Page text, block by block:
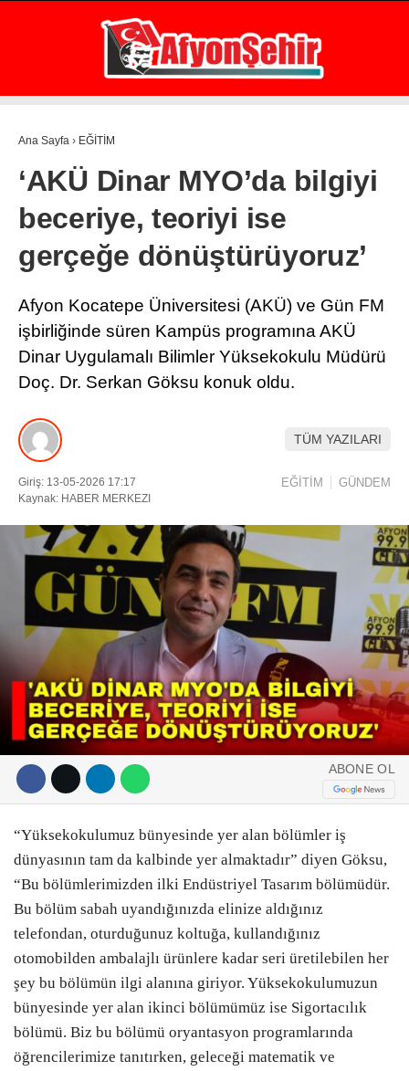
Instagram
Youtube
32.4 °
AFYON
GÜNDEM
EKONOMİ
ASAYİŞ
POLİTİKA
SPOR
SAĞLIK
DIĞER
ÇEVRE
E-GAZETE
CANLI YAYIN
Ana Sayfa › EĞİTİM
‘AKÜ Dinar MYO’da bilgiyi
beceriye, teoriyi ise
gerçeğe dönüştürüyoruz’
Afyon Kocatepe Üniversitesi (AKÜ) ve Gün FM
işbirliğinde süren Kampüs programına AKÜ
Dinar Uygulamalı Bilimler Yüksekokulu Müdürü
Doç. Dr. Serkan Göksu konuk oldu.
TÜM YAZILARI
Giriş: 13-05-2026 17:17
Kaynak: HABER MERKEZI
EĞİTİM GÜNDEM
ABONE OL
“Yüksekokulumuz bünyesinde yer alan bölümler iş
dünyasının tam da kalbinde yer almaktadır” diyen Göksu,
“Bu bölümlerimizden ilki Endüstriyel Tasarım bölümüdür.
Bu bölüm sabah uyandığınızda elinize aldığınız
telefondan, oturduğunuz koltuğa, kullandığınız
otomobilden ambalajlı ürünlere kadar seri üretilebilen her
şey bu bölümün ilgi alanına giriyor. Yüksekokulumuzun
bünyesinde yer alan ikinci bölümümüz ise Sigortacılık
bölümü. Biz bu bölümü oryantasyon programlarında
öğrencilerimize tanıtırken, geleceği matematik ve